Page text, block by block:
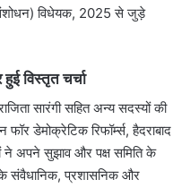
विधेयक, 2025 से जुड़े
विस्तृत चर्चा
सारंगी सहित अन्य सदस्यों की
डेमोक्रेटिक रिफॉर्म्स, हैदराबाद
ने अपने सुझाव और पक्ष समिति के
के संवैधानिक, प्रशासनिक और